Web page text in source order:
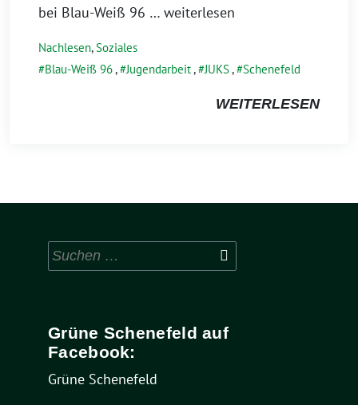
bei Blau-Weiß 96 … weiterlesen
Nachlesen,Soziales
Blau-Weiß 96, Jugendarbeit, JUKS, Schenefeld
WEITERLESEN
Suchen
nach:
Grüne Schenefeld auf
Facebook:
Grüne Schenefeld